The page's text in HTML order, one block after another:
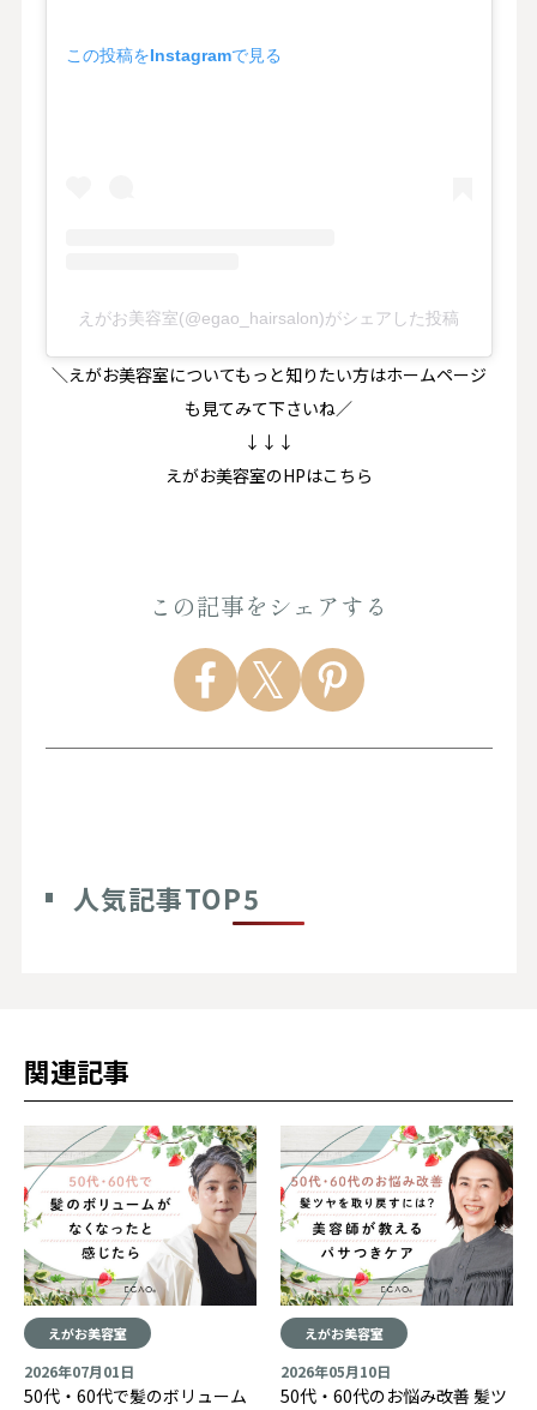
この投稿をInstagramで見る
えがお美容室(@egao_hairsalon)がシェアした投稿
＼えがお美容室についてもっと知りたい方はホームページ
も見てみて下さいね／
↓↓↓
えがお美容室のHPはこちら
この記事をシェアする
人気記事TOP5
関連記事
えがお美容室
2026年07月01日
50代・60代で髪のボリューム
えがお美容室
2026年05月10日
50代・60代のお悩み改善 髪ツ